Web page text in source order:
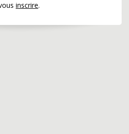
inscrire.